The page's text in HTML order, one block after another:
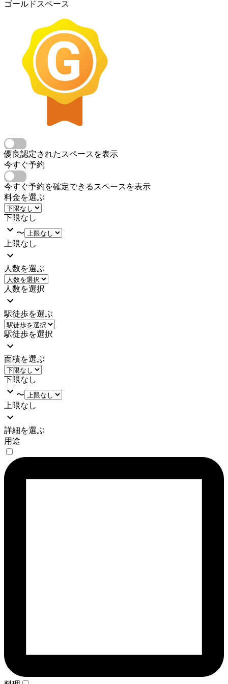
ゴールドスペース
優良認定されたスペースを表示
今すぐ予約
今すぐ予約を確定できるスペースを表示
料金を選ぶ
下限なし
〜
上限なし
人数を選ぶ
人数を選択
駅徒歩を選ぶ
駅徒歩を選択
面積を選ぶ
下限なし
〜
上限なし
詳細を選ぶ
用途